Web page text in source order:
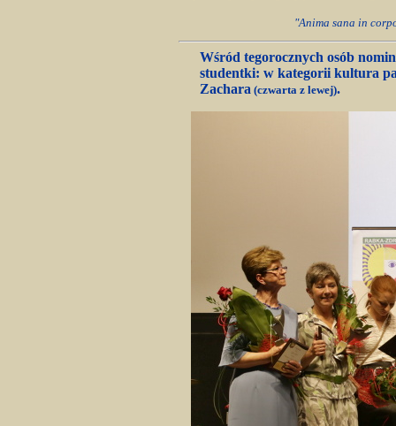
"Anima sana in
Wśród tegorocznych osób
studentki: w kategorii kultura
Zachara (czwarta z lewej).